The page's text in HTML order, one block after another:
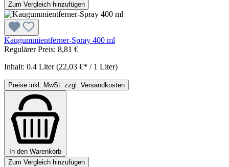
Zum Vergleich hinzufügen
Kaugummientferner-Spray 400 ml
Regulärer Preis: 8,81 €
Inhalt: 0.4 Liter(22,03 €* / 1 Liter)
Preise inkl. MwSt. zzgl. Versandkosten
In den Warenkorb
Zum Vergleich hinzufügen